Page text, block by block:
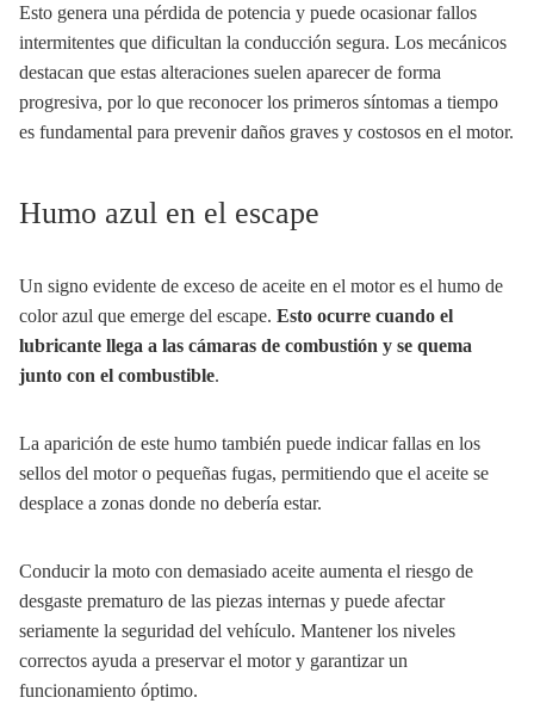
Esto genera una pérdida de potencia y puede ocasionar fallos
intermitentes que dificultan la conducción segura. Los mecánicos
destacan que estas alteraciones suelen aparecer de forma
progresiva, por lo que reconocer los primeros síntomas a tiempo
es fundamental para prevenir daños graves y costosos en el motor.
Humo azul en el escape
Un signo evidente de exceso de aceite en el motor es el humo de
color azul que emerge del escape. Esto ocurre cuando el
lubricante llega a las cámaras de combustión y se quema
junto con el combustible.
La aparición de este humo también puede indicar fallas en los
sellos del motor o pequeñas fugas, permitiendo que el aceite se
desplace a zonas donde no debería estar.
Conducir la moto con demasiado aceite aumenta el riesgo de
desgaste prematuro de las piezas internas y puede afectar
seriamente la seguridad del vehículo. Mantener los niveles
correctos ayuda a preservar el motor y garantizar un
funcionamiento óptimo.